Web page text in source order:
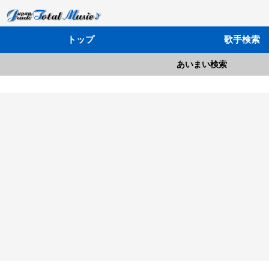
トップ 歌手検索
あいまい検索